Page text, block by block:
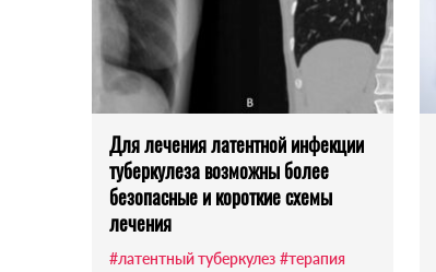
Для лечения латентной инфекции
туберкулеза возможны более
безопасные и короткие схемы
лечения
#латентный туберкулез #терапия